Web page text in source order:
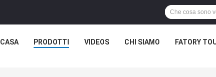
CASA PRODOTTI VIDEOS CHI SIAMO FATORY